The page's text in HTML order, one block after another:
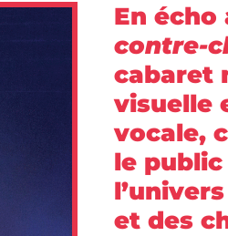
En écho
contre-
cabaret
visuelle
vocale,
le
et des